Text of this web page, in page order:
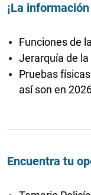
¡La
Funciones de
Jerarquía de la
Pruebas
así son en
Encuentra tu